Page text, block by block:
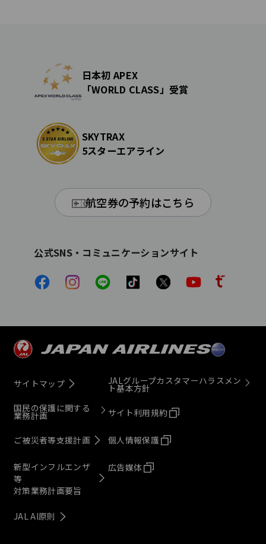
日本初 APEX
「WORLD CLASS」受賞
SKYTRAX
5スターエアライン
航空券の予約はこちら
公式SNS・コミュニケーションサイト
サイトマップ
国民の保護に関する
業務計画
ご被災者等支援計画
新型インフルエンザ
等
対策業務計画要旨
JAL AI原則
JALグループカスタマーハラスメン
ト基本方針
サイト利用規約
個人情報保護
広告媒体